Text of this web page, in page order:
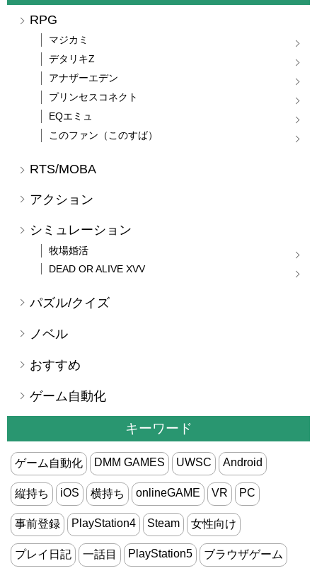
RPG
マジカミ
デタリキZ
アナザーエデン
プリンセスコネクト
EQエミュ
このファン（このすば）
RTS/MOBA
アクション
シミュレーション
牧場婚活
DEAD OR ALIVE XVV
パズル/クイズ
ノベル
おすすめ
ゲーム自動化
キーワード
ゲーム自動化 DMM GAMES UWSC Android
縦持ち iOS 横持ち onlineGAME VR PC
事前登録 PlayStation4 Steam 女性向け
プレイ日記 一話目 PlayStation5 ブラウザゲーム